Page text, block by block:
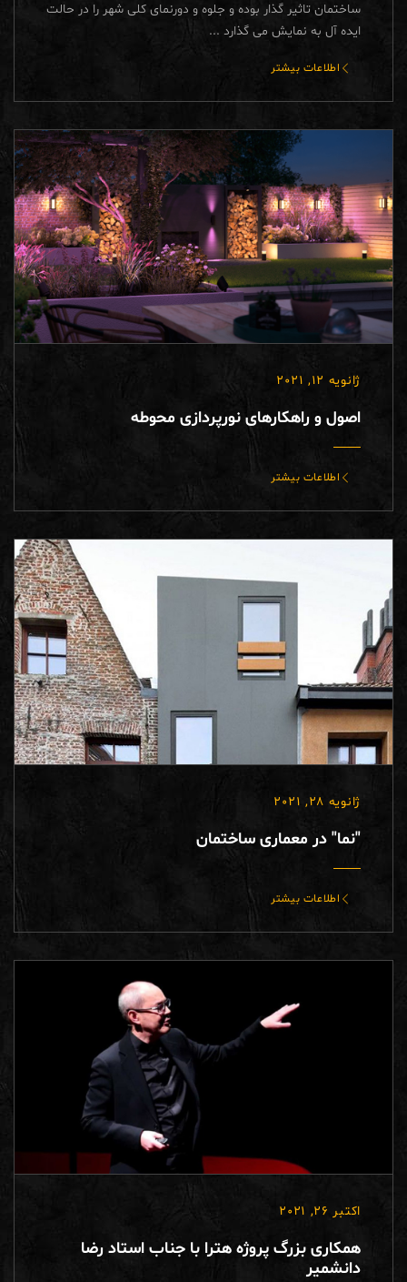
ساختمان تاثیر گذار بوده و جلوه و دورنمای کلی شهر را در حالت
ایده آل به نمایش می گذارد ...
اطلاعات بیشتر
ژانویه 12, 2021
اصول و راهکارهای نورپردازی محوطه
اطلاعات بیشتر
ژانویه 28, 2021
"نما" در معماری ساختمان
اطلاعات بیشتر
اکتبر 26, 2021
همکاری بزرگ پروژه هترا با جناب استاد رضا
دانشمیر